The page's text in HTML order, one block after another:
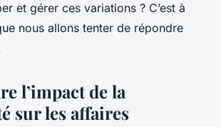
et gérer ces variations ? C’est à
nous allons tenter de répondre
l’impact de la
sur les affaires